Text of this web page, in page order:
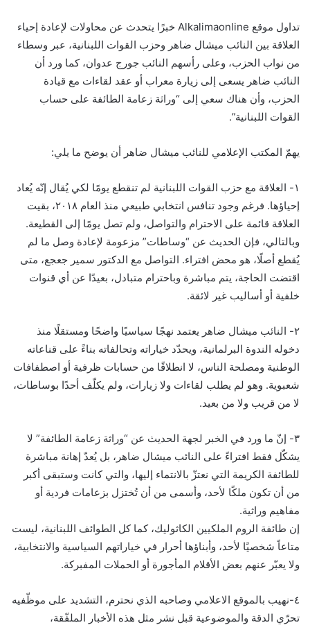
تداول موقع Alkalimaonline خبرًا يتحدث عن محاولات لإعادة إحياء
العلاقة بين النائب ميشال ضاهر وحزب القوات اللبنانية، عبر وسطاء
من نواب الحزب، وعلى رأسهم النائب جورج عدوان، كما ورد أن
النائب ضاهر يسعى إلى زيارة معراب أو عقد لقاءات مع قيادة
الحزب، وأن هناك سعي إلى “وراثة زعامة الطائفة على حساب
القوات اللبنانية”.
يهمّ المكتب الإعلامي للنائب ميشال ضاهر أن يوضح ما يلي:
١- العلاقة مع حزب القوات اللبنانية لم تنقطع يومًا لكي يُقال إنّه يُعاد
إحياؤها. فرغم وجود تنافس انتخابي طبيعي منذ العام ٢٠١٨، بقيت
العلاقة قائمة على الاحترام والتواصل، ولم تصل يومًا إلى القطيعة.
وبالتالي، فإن الحديث عن “وساطات” مزعومة لإعادة وصل ما لم
يُقطع أصلًا، هو محض افتراء. التواصل مع الدكتور سمير جعجع، متى
اقتضت الحاجة، يتم مباشرة وباحترام متبادل، بعيدًا عن أي قنوات
خلفية أو أساليب غير لائقة.
٢- النائب ميشال ضاهر يعتمد نهجًا سياسيًا واضحًا ومستقلًا منذ
دخوله الندوة البرلمانية، ويحدّد خياراته وتحالفاته بناءً على قناعاته
الوطنية ومصلحة الناس، لا انطلاقًا من حسابات ظرفية أو اصطفافات
شعبوية. وهو لم يطلب لقاءات ولا زيارات، ولم يكلّف أحدًا بوساطات،
لا من قريب ولا من بعيد.
٣- إنّ ما ورد في الخبر لجهة الحديث عن “وراثة زعامة الطائفة” لا
يشكّل فقط افتراءً على النائب ميشال ضاهر، بل يُعدّ إهانة مباشرة
للطائفة الكريمة التي نعتزّ بالانتماء إليها، والتي كانت وستبقى أكبر
من أن تكون ملكًا لأحد، وأسمى من أن تُختزل بزعامات فردية أو
مفاهيم وراثية.
إن طائفة الروم الملكيين الكاثوليك، كما كل الطوائف اللبنانية، ليست
متاعاً شخصيًا لأحد، وأبناؤها أحرار في خياراتهم السياسية والانتخابية،
ولا يعبّر عنهم بعض الأقلام المأجورة أو الحملات المفبركة.
٤-نهيب بالموقع الاعلامي وصاحبه الذي نحترم، التشديد على موظّفيه
تحرّي الدقة والموضوعية قبل نشر مثل هذه الأخبار الملفّقة،